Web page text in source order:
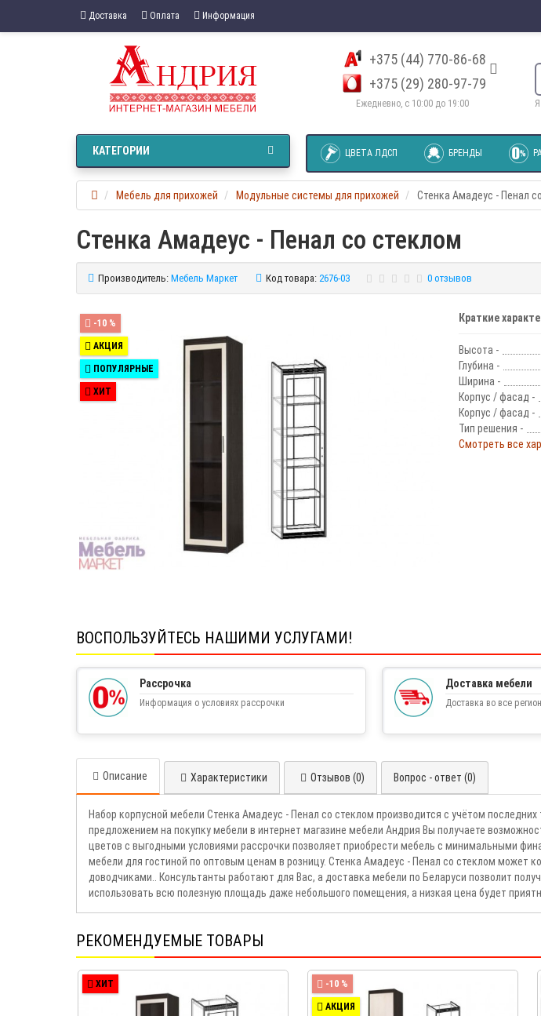
Доставка Оплата Информация
+375 (44) 770-86-68
+375 (29) 280-97-79
Ежедневно, с 10:00 до 19:00
ЦВЕТА ЛДСП БРЕНДЫ
КАТЕГОРИИ
Мебель для прихожей Модульные системы для прихожей Стенка Амадеус - Пенал
Стенка Амадеус - Пенал со стеклом
Производитель: Мебель Маркет Код товара: 2676-03 0 отзывов
-10 %
АКЦИЯ
ПОПУЛЯРНЫЕ
ХИТ
Краткие
Высота -
Глубина -
Ширина -
Корпус / фасад -
Корпус / фасад -
Тип решения -
Смотреть все
ВОСПОЛЬЗУЙТЕСЬ НАШИМИ УСЛУГАМИ!
Рассрочка
Информация о условиях рассрочки
Доставка мебели
Доставка во все
Описание Характеристики Отзывов (0) Вопрос - ответ (0)
Набор корпусной мебели Стенка Амадеус - Пенал со стеклом производится с учётом
предложением на покупку мебели в интернет магазине мебели Андрия Вы получаете
цветов с выгодными условиями рассрочки позволяет приобрести мебель с минимальными
мебели для гостиной по оптовым ценам в розницу. Стенка Амадеус - Пенал со стеклом
доводчиками.. Консультанты работают для Вас, а доставка мебели по Беларуси позволит
использовать всю полезную площадь даже небольшого помещения, а низкая цена будет
РЕКОМЕНДУЕМЫЕ ТОВАРЫ
ХИТ -10 %
АКЦИЯ